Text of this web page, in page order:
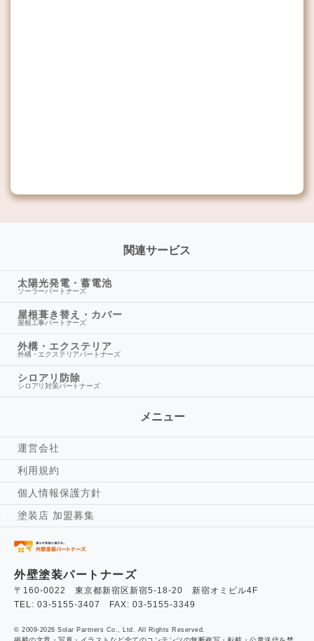
外壁塗装パートナーズ
〒160-0022 東京都新宿区新宿5-18-20 新宿オミビル4F
TEL: 03-5155-3407 FAX: 03-5155-3349
運営会社
利用規約
個人情報保護方針
塗装店 加盟募集
関連サービス
太陽光発電・蓄電池
ソーラーパートナーズ
屋根葺き替え・カバー
屋根工事パートナーズ
外構・エクステリア
外構・エクステリアパートナーズ
シロアリ防除
シロアリ対策パートナーズ
メニュー
© 2009-2026 Solar Partners Co., Ltd. All Rights Reserved.